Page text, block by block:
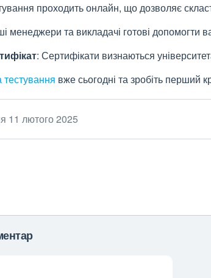
проходить онлайн, що дозволяє
менеджери та викладачі готові допомогти
: Сертифікати визнаються
тестування вже сьогодні та зробіть перший
11 лютого 2025